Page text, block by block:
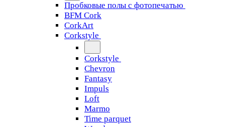
Пробковые полы с фотопечатью
BFM Cork
CorkArt
Corkstyle
Corkstyle
Chevron
Fantasy
Impuls
Loft
Marmo
Time parquet